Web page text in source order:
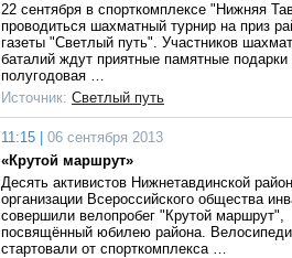
22 сентября в спорткомплексе "Нижняя
проводиться шахматный турнир на приз
газеты "Светлый путь". Участников
баталий ждут приятные памятные подарки
полугодовая …
Источник: Светлый путь
11:15 |
06 сентября 2013
«Крутой маршрут»
Десять активистов Нижнетавдинской
организации Всероссийского общества
совершили велопробег "Крутой маршрут",
посвящённый юбилею района.
стартовали от спорткомплекса …